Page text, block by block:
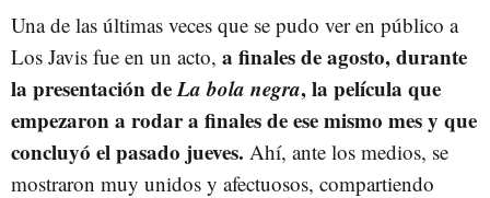
Una de las últimas veces que se pudo ver en público a
Los Javis fue en un acto, a finales de agosto, durante
la presentación deLa bola negra, la película que
empezaron a rodar a finales de ese mismo mes y que
concluyó el pasado jueves. Ahí, ante los medios, se
mostraron muy unidos y afectuosos, compartiendo